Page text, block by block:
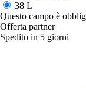
38 L
Questo campo è
Offerta partner
Spedito in 5 giorni